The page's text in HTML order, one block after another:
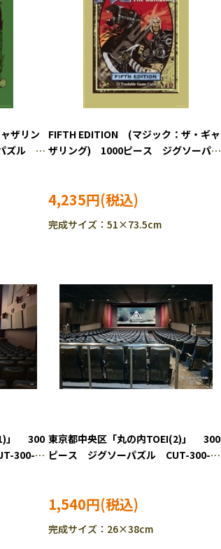
ザリン
ズル
FIFTH EDITION (マジック：ザ・ギャ
ザリング) 1000ピース ジグソーパズ
4,235円
完成サイズ：51×73.5cm
」 300
300-
東京都中央区「丸の内TOEI(2)」 300
ピース ジグソーパズル CUT-300-
1,540円
完成サイズ：26×38cm